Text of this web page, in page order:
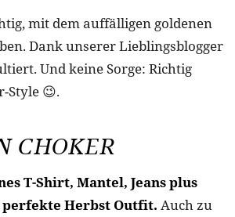
mit dem auffälligen goldenen
Dank unserer Lieblingsblogger
Und keine Sorge: Richtig
Style 😉.
CHOKER
T-Shirt, Mantel, Jeans plus
perfekte Herbst Outfit. Auch zu